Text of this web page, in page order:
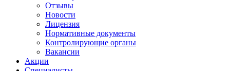
Отзывы
Новости
Лицензия
Нормативные документы
Контролирующие органы
Вакансии
Акции